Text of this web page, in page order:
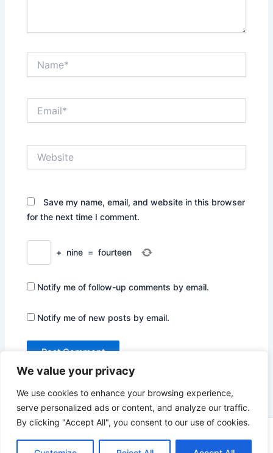
We value your privacy
We use cookies to enhance your browsing experience,
serve personalized ads or content, and analyze our traffic.
By clicking "Accept All", you consent to our use of cookies.
Save my name, email, and website in this browser
for the next time I comment.
+ nine = fourteen
Notify me of follow-up comments by email.
Notify me of new posts by email.
Copyright © 2026 Not Only Hollywood | Powered byAstra